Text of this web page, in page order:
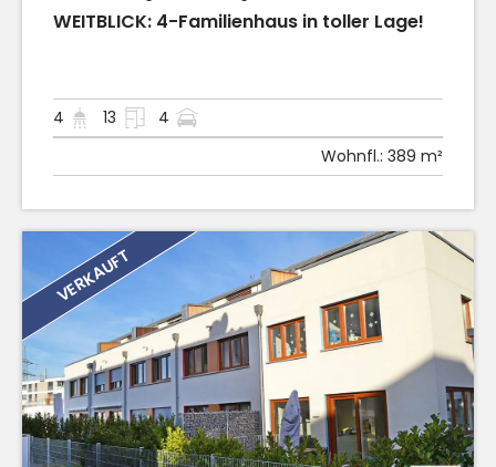
WEITBLICK: 4-Familienhaus in toller Lage!
4 13
4
Wohnfl.: 389 m²
VERKAUFT